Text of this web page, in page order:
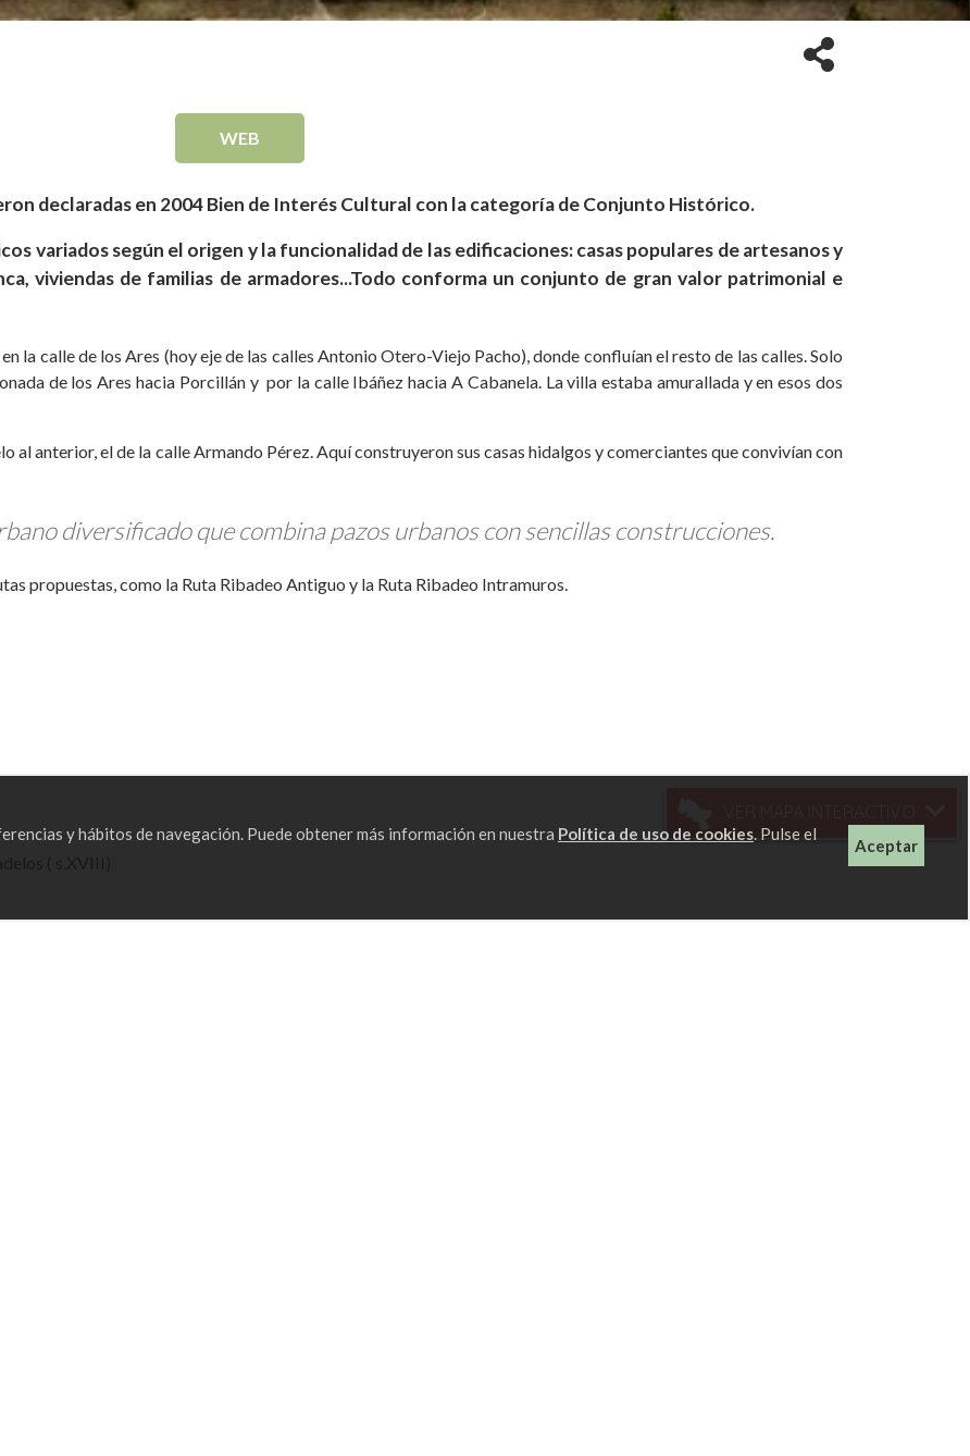
WEB
declaradas en 2004 Bien de Interés Cultural con la categoría de Conjunto Histórico.
variados según el origen y la funcionalidad de las edificaciones: casas populares de artesanos y
viviendas de familias de armadores...Todo conforma un conjunto de gran valor patrimonial e
la calle de los Ares (hoy eje de las calles Antonio Otero-Viejo Pacho), donde confluían el resto de las calles. Solo
de los Ares hacia Porcillán y por la calle Ibáñez hacia A Cabanela. La villa estaba amurallada y en esos dos
al anterior, el de la calle Armando Pérez. Aquí construyeron sus casas hidalgos y comerciantes que convivían con
diversificado que combina pazos urbanos con sencillas construcciones.
propuestas, como la Ruta Ribadeo Antiguo y la Ruta Ribadeo Intramuros.
( s.XVIII)
Aceptar
y hábitos de navegación. Puede obtener más información en nuestra Política de uso de cookies. Pulse el